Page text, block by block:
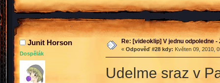
Junit Horson
Dospělák
Re: [videoklip] V jednu odpoledne
« Odpověď #28 kdy: Květen 09, 2010,
Udelme sraz v